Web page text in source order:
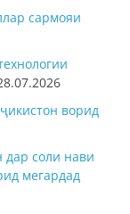
сармояи
ворид
дар соли нави
мегардад